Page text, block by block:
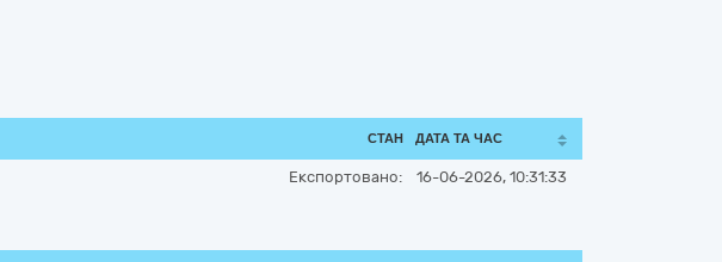
СТАН ДАТА ТА ЧАС
Експортовано: 16-06-2026, 10:31:33